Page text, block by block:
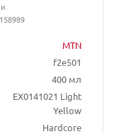
MTN
f2e501
400 мл
EX0141021 Light
Yellow
Hardcore